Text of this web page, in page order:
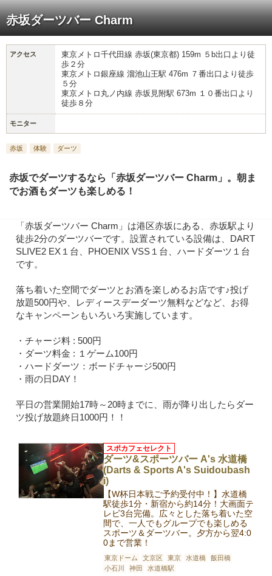
赤坂ダーツバー Charm
アクセス
東京メトロ千代田線 赤坂(東京都) 159m ５b出口より徒
歩２分
東京メトロ銀座線 溜池山王駅 476m ７番出口より徒歩
５分
東京メトロ丸ノ内線 赤坂見附駅 673m １０番出口より
徒歩８分
モニター
赤坂 体験 ダーツ
赤坂でダーツするなら「赤坂ダーツバー Charm」。朝ま
でお酒もダーツも楽しめる！
「赤坂ダーツバー Charm」は港区赤坂にある、赤坂駅より
徒歩2分のダーツバーです。設置されている設備は、DART
SLIVE2 EX１台、PHOENIX VSS１台、ハードダーツ１台
です。
落ち着いた空間でダーツとお酒を楽しめるお店です♪投げ
放題500円や、レディースデーダーツ無料などなど、お得
なキャンペーンもいろいろ実施しています。
・チャージ料 : 500円
・ダーツ料金 : １ゲーム100円
・ハードダーツ：ボードチャージ500円
・雨の日DAY！
平日の営業開始17時～20時までに、雨が降り出したらダー
ツ投げ放題終日1000円！！
ダーツ&スポーツバー A's 水道橋
(Darts & Sports A's Suidoubash
i)
スポカフェセレクト
【W杯日本戦ご予約受付中！】水道橋
駅徒歩1分・新宿から約14分！大画面テ
レビ3台完備。広々とした落ち着いた空
間で、一人でもグループでも楽しめる
スポーツ＆ダーツバー。夕方から翌4:0
0まで営業！
東京ドーム 文京区 東京 水道橋
飯田橋
小石川
神田 水道橋駅